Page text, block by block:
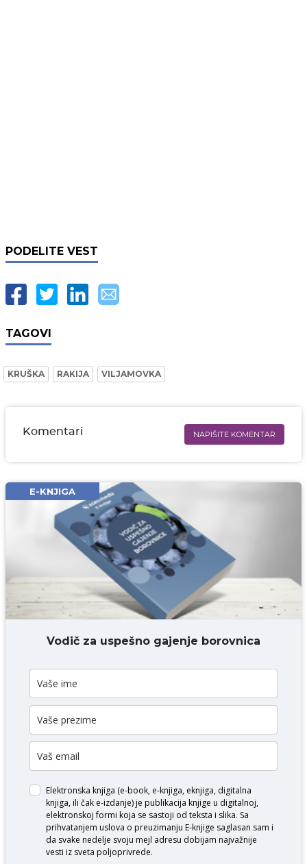
PODELITE VEST
TAGOVI
KRUŠKA RAKIJA VILJAMOVKA
Komentari NAPIŠITE KOMENTAR
Email* obavezno
Komentar* obavezno
DODAJ KOMENTAR
E-KNJIGA
Vodič za uspešno gajenje borovnica
Elektronska knjiga (e-book, e-knjiga, eknjiga, digitalna
knjiga, ili čak e-izdanje) je publikacija knjige u digitalnoj,
elektronskoj formi koja se sastoji od teksta i slika. Sa
prihvatanjem uslova o preuzimanju E-knjige saglasan sam i
da svake nedelje svoju mejl adresu dobijam najvažnije
vesti iz sveta poljoprivrede.